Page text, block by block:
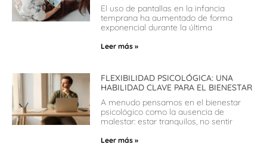
El uso de pantallas en la infancia
temprana ha aumentado de forma
exponencial durante la última
Leer más »
FLEXIBILIDAD PSICOLÓGICA: UNA
HABILIDAD CLAVE PARA EL BIENESTAR
A menudo pensamos en el bienestar
psicológico como la ausencia de
malestar: estar tranquilos, no sentir
Leer más »